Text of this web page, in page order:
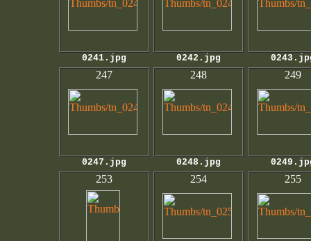
0241.jpg 0242.jpg
247
0247.jpg
248
0248.jpg
249
253 254 255